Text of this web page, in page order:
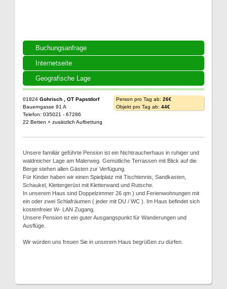
Buchungsanfrage
Internetseite
Geografische Lage
01824 Gohrisch , OT Papstdorf
Bauerngasse 91 A
Telefon: 035021 - 67286
22 Betten + zusätzlich Aufbettung
Person pro Tag ab: 26€
Objekt pro Tag ab: 44€
Unsere familiär geführte Pension ist ein Nichtraucherhaus in ruhiger und
waldreicher Lage am Malerweg. Gemütliche Terrassen mit Blick auf die
Berge stehen allen Gästen zur Verfügung.
Für Kinder haben wir einen Spielplatz mit Tischtennis, Sandkasten,
Schaukel, Klettergerüst mit Kletterwand und Rutsche.
In unserem Haus sind Doppelzimmer 26 qm ) und Ferienwohnungen mit
ein oder zwei Schlafräumen ( jeder mit DU / WC ). Im Haus befindet sich
kostenfreier W- LAN Zugang.
Unsere Pension ist ein guter Ausgangspunkt für Wanderungen und
Ausflüge.
Wir würden uns freuen Sie in unserem Haus begrüßen zu dürfen.